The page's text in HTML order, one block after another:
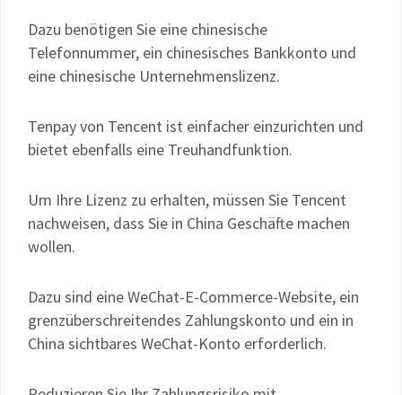
Dazu benötigen Sie eine chinesische
Telefonnummer, ein chinesisches Bankkonto und
eine chinesische Unternehmenslizenz.
Tenpay von Tencent ist einfacher einzurichten und
bietet ebenfalls eine Treuhandfunktion.
Um Ihre Lizenz zu erhalten, müssen Sie Tencent
nachweisen, dass Sie in China Geschäfte machen
wollen.
Dazu sind eine WeChat-E-Commerce-Website, ein
grenzüberschreitendes Zahlungskonto und ein in
China sichtbares WeChat-Konto erforderlich.